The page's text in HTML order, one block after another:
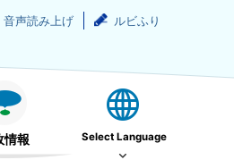
音声読み上げ ルビふり
情報 Select Language